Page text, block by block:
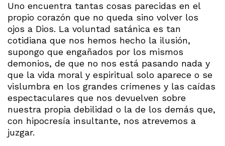
Uno encuentra tantas cosas parecidas en el
propio corazón que no queda sino volver los
ojos a Dios. La voluntad satánica es tan
cotidiana que nos hemos hecho la ilusión,
supongo que engañados por los mismos
demonios, de que no nos está pasando nada y
que la vida moral y espiritual solo aparece o se
vislumbra en los grandes crímenes y las caídas
espectaculares que nos devuelven sobre
nuestra propia debilidad o la de los demás que,
con hipocresía insultante, nos atrevemos a
juzgar.